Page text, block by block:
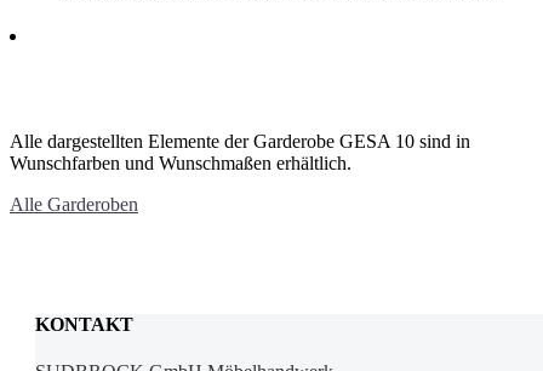
Alle dargestellten Elemente der Garderobe GESA 10 sind in
Wunschfarben und Wunschmaßen erhältlich.
Alle Garderoben
KONTAKT